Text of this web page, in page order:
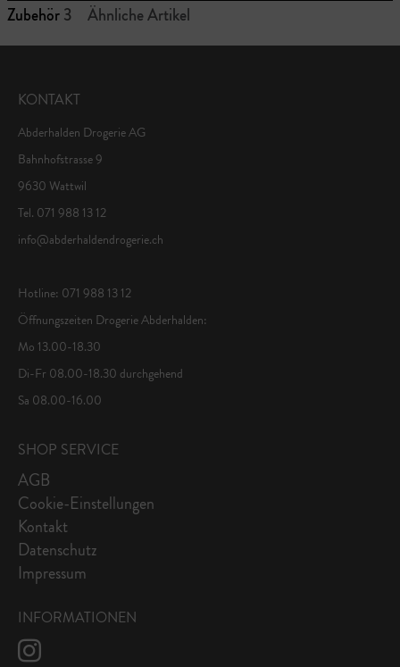
Zubehör3 Ähnliche Artikel
KONTAKT
Abderhalden Drogerie AG
Bahnhofstrasse 9
9630 Wattwil
Tel. 071 988 13 12
info@abderhaldendrogerie.ch
Hotline: 071 988 13 12
Öffnungszeiten Drogerie Abderhalden:
Mo 13.00-18.30
Di-Fr 08.00-18.30 durchgehend
Sa 08.00-16.00
SHOP SERVICE
AGB
Cookie-Einstellungen
Kontakt
Datenschutz
Impressum
INFORMATIONEN